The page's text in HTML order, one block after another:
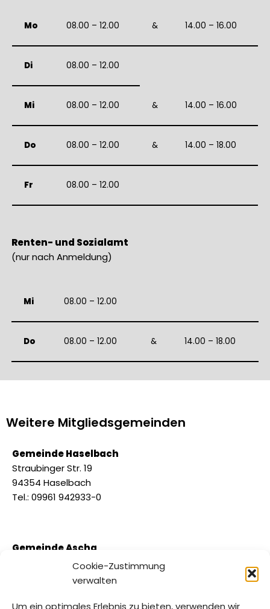
Cookie-Zustimmung
verwalten
Um ein optimales Erlebnis zu bieten, verwenden wir
Mo 08.00 – 12.00 & 14.00 – 16.00
Di 08.00 – 12.00
Mi 08.00 – 12.00 & 14.00 – 16.00
Do 08.00 – 12.00 & 14.00 – 18.00
Fr 08.00 – 12.00
Renten- und Sozialamt
(nur nach Anmeldung)
Mi 08.00 – 12.00
Do 08.00 – 12.00 & 14.00 – 18.00
Weitere Mitgliedsgemeinden
Gemeinde Haselbach
Straubinger Str. 19
94354 Haselbach
Tel.: 09961 942933-0
Gemeinde Ascha
Straubinger Str. 3